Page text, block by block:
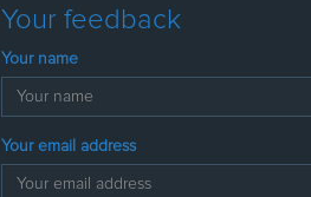
Your feedback
Your name
Your email address